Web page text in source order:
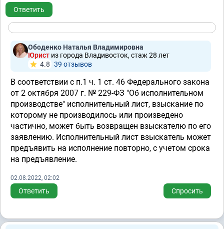
Ответить
Ободенко Наталья Владимировна
Юрист из города Владивосток, стаж 28 лет
4.8 39 отзывов
В соответствии с п.1 ч. 1 ст. 46 Федерального закона
от 2 октября 2007 г. № 229-ФЗ "Об исполнительном
производстве" исполнительный лист, взыскание по
которому не производилось или произведено
частично, может быть возвращен взыскателю по его
заявлению. Исполнительный лист взыскатель может
предъявить на исполнение повторно, с учетом срока
на предъявление.
02.08.2022, 02:02
Ответить Спросить